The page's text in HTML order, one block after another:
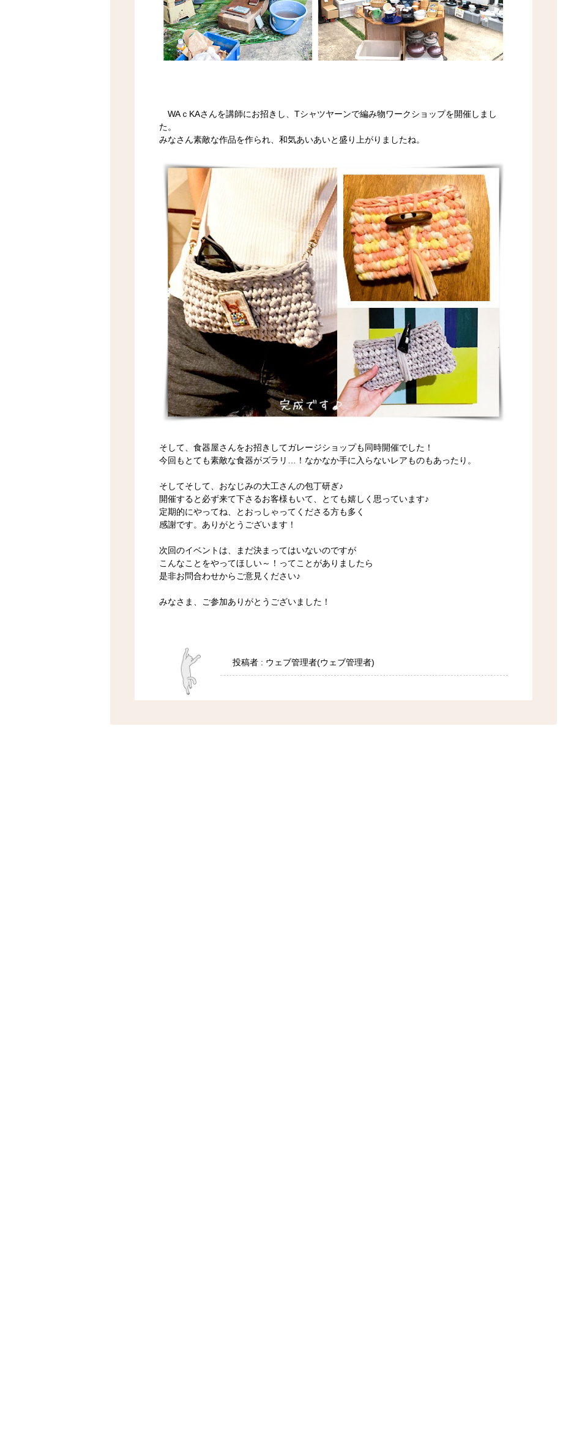
WAｃKAさんを講師にお招きし、Tシャツヤーンで編み物ワークショップを開催しまし
た。
みなさん素敵な作品を作られ、和気あいあいと盛り上がりましたね。
そして、食器屋さんをお招きしてガレージショップも同時開催でした！
今回もとても素敵な食器がズラリ…！なかなか手に入らないレアものもあったり。
そしてそして、おなじみの大工さんの包丁研ぎ♪
開催すると必ず来て下さるお客様もいて、とても嬉しく思っています♪
定期的にやってね、とおっしゃってくださる方も多く
感謝です。ありがとうございます！
次回のイベントは、まだ決まってはいないのですが
こんなことをやってほしい～！ってことがありましたら
是非お問合わせからご意見ください♪
みなさま、ご参加ありがとうございました！
投稿者 : ウェブ管理者(ウェブ管理者)